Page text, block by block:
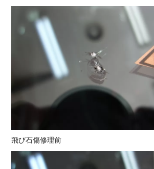
飛び石傷修理前